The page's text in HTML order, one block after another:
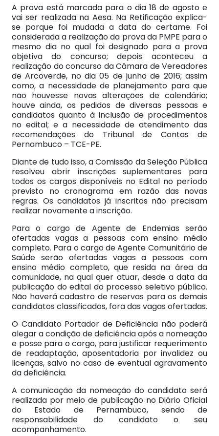
A prova está marcada para o dia 18 de agosto e
vai ser realizada na Aesa. Na Retificação explica-
se porque foi mudada a data do certame. Foi
considerada a realização da prova da PMPE para o
mesmo dia no qual foi designado para a prova
objetiva do concurso; depois aconteceu a
realização do concurso da Câmara de Vereadores
de Arcoverde, no dia 05 de junho de 2016; assim
como, a necessidade de planejamento para que
não houvesse novas alterações de calendário;
houve ainda, os pedidos de diversas pessoas e
candidatos quanto à inclusão de procedimentos
no edital; e a necessidade de atendimento das
recomendações do Tribunal de Contas de
Pernambuco – TCE-PE.
Diante de tudo isso, a Comissão da Seleção Pública
resolveu abrir inscrições suplementares para
todos os cargos disponíveis no Edital no período
previsto no cronograma em razão das novas
regras. Os candidatos já inscritos não precisam
realizar novamente a inscrição.
Para o cargo de Agente de Endemias serão
ofertadas vagas a pessoas com ensino médio
completo. Para o cargo de Agente Comunitário de
Saúde serão ofertadas vagas a pessoas com
ensino médio completo, que resida na área da
comunidade, na qual quer atuar, desde a data da
publicação do edital do processo seletivo público.
Não haverá cadastro de reservas para os demais
candidatos classificados, fora das vagas ofertadas.
O Candidato Portador de Deficiência não poderá
alegar a condição de deficiência após a nomeação
e posse para o cargo, para justificar requerimento
de readaptação, aposentadoria por invalidez ou
licenças, salvo no caso de eventual agravamento
da deficiência.
A comunicação da nomeação do candidato será
realizada por meio de publicação no Diário Oficial
do Estado de Pernambuco, sendo de
responsabilidade do candidato o seu
acompanhamento.